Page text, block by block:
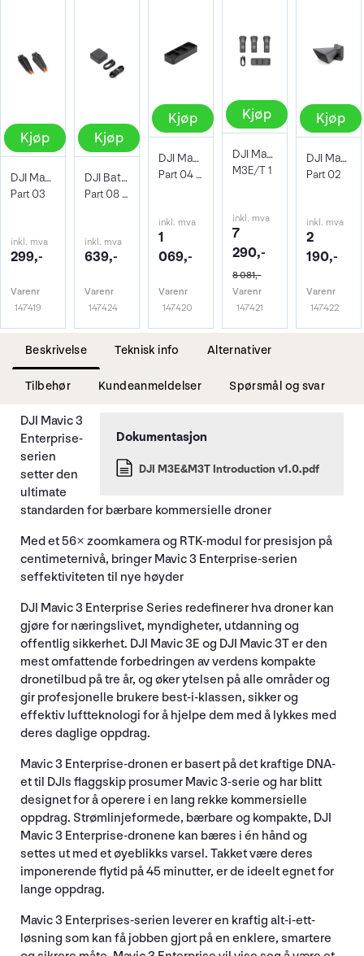
Kjøp
DJI Mavic 3 Enterprise Propellers
Part 03
inkl. mva
299,-
Varenr
147419
Kjøp
DJI Battery Charger M3E USB-C 100W
Part 08 100W Power adapter
inkl. mva
639,-
Varenr
147424
Kjøp
DJI Mavic 3 Enterprise Charging Hub
Part 04 100W
inkl. mva
1
069,-
Varenr
147420
Kjøp
DJI Mavic 3 Enterprise Battery Kit
M3E/T 1
inkl. mva
7
290,-
8 081,-
Varenr
147421
Kjøp
DJI Mavic 3 Enterprise Speaker
Part 02
inkl. mva
2
190,-
Varenr
147422
Beskrivelse Teknisk info Alternativer
Tilbehør Kundeanmeldelser Spørsmål og svar
DJI M3E&M3T Introduction v1.0.pdf
DJI Mavic 3
Enterprise-
serien
setter den
ultimate
standarden for bærbare kommersielle droner
Med et 56× zoomkamera og RTK-modul for presisjon på
centimeternivå, bringer Mavic 3 Enterprise-serien
seffektiviteten til nye høyder
DJI Mavic 3 Enterprise Series redefinerer hva droner kan
gjøre for næringslivet, myndigheter, utdanning og
offentlig sikkerhet. DJI Mavic 3E og DJI Mavic 3T er den
mest omfattende forbedringen av verdens kompakte
dronetilbud på tre år, og øker ytelsen på alle områder og
gir profesjonelle brukere best-i-klassen, sikker og
effektiv luftteknologi for å hjelpe dem med å lykkes med
deres daglige oppdrag.
Mavic 3 Enterprise-dronen er basert på det kraftige DNA-
et til DJIs flaggskip prosumer Mavic 3-serie og har blitt
designet for å operere i en lang rekke kommersielle
oppdrag. Strømlinjeformede, bærbare og kompakte, DJI
Mavic 3 Enterprise-dronene kan bæres i én hånd og
settes ut med et øyeblikks varsel. Takket være deres
imponerende flytid på 45 minutter, er de ideelt egnet for
lange oppdrag.
Mavic 3 Enterprises-serien leverer en kraftig alt-i-ett-
løsning som kan få jobben gjort på en enklere, smartere